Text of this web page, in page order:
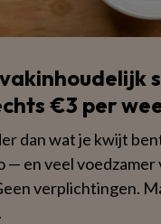
€3 per
dan wat je kwijt
— en veel voedzamer
verplichtingen.